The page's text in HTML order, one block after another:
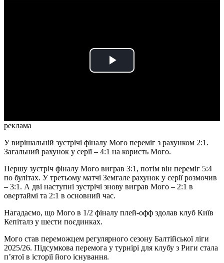
Play
реклама
У вирішальній зустрічі фіналу Мого переміг з рахунком 2:1.
Загальний рахунок у серії – 4:1 на користь Мого.
Першу зустріч фіналу Мого виграв 3:1, потім він переміг 5:4
по булітах. У третьому матчі Земгале рахунок у серії розмочив
– 3:1. А дві наступні зустрічі знову виграв Мого – 2:1 в
овертаймі та 2:1 в основний час.
Нагадаємо, що Мого в 1/2 фіналу плей-офф здолав клуб Київ
Кепіталз у шести поєдинках.
Мого став переможцем регулярного сезону Балтійської ліги
2025/26. Підсумкова перемога у турнірі для клубу з Риги стала
п’ятої в історії його існування.